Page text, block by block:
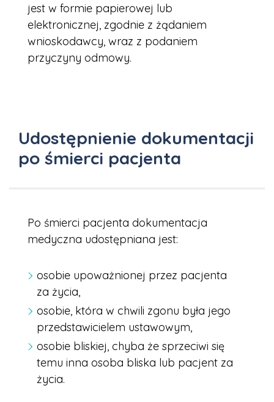
jest w formie papierowej lub
elektronicznej, zgodnie z żądaniem
wnioskodawcy, wraz z podaniem
przyczyny odmowy.
Udostępnienie dokumentacji
po śmierci pacjenta
Po śmierci pacjenta dokumentacja
medyczna udostępniana jest:
osobie upoważnionej przez pacjenta
za życia,
osobie, która w chwili zgonu była jego
przedstawicielem ustawowym,
osobie bliskiej, chyba że sprzeciwi się
temu inna osoba bliska lub pacjent za
życia.